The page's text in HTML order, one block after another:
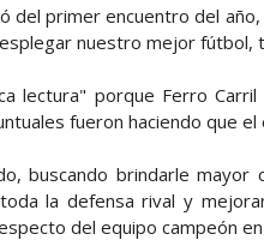
del primer encuentro del
nuestro mejor fútbol,
lectura" porque Ferro
fueron haciendo que
buscando brindarle mayor
la defensa rival y
del equipo campeón